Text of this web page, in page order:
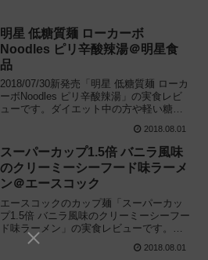
明星 低糖質麺 ローカーボ
Noodles ピリ辛酸辣湯＠明星食
品
2018/07/30新発売「明星 低糖質麺 ローカ
ーボNoodles ピリ辛酸辣湯」の実食レビ
ューです。ダイエット中の方や軽い糖質
糖質カップ麺の新作は酸辣湯。夏に嬉し
い一杯を食べてみました。
2018.08.01
スーパーカップ1.5倍 バニラ風味
のクリーミーシーフード味ラーメ
ン＠エースコック
エースコックのカップ麺「スーパーカッ
プ1.5倍 バニラ風味のクリーミーシーフー
ド味ラーメン」の実食レビューです。明
治エッセルではなく、エースコックがバ
ニラ風味のカップ麺を開発しました。実
2018.08.01